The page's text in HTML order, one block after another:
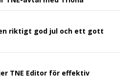
riktigt god jul och ett gott
TNE Editor för effektiv